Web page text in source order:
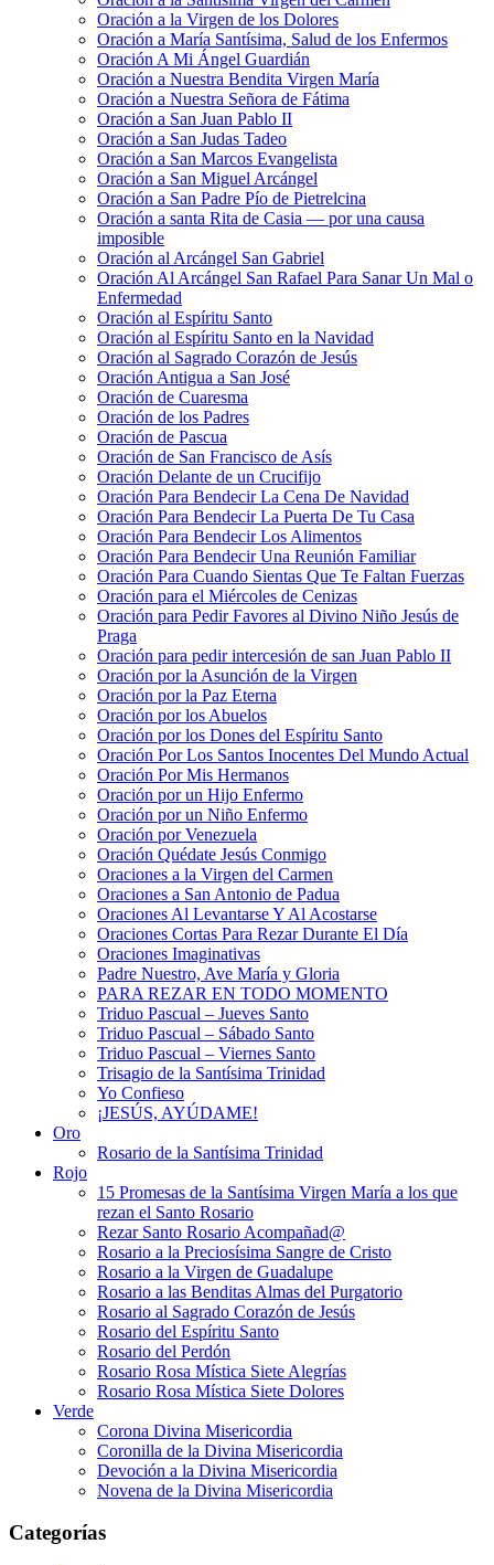
Oración a la Virgen de los Dolores
Oración a María Santísima, Salud de los Enfermos
Oración A Mi Ángel Guardián
Oración a Nuestra Bendita Virgen María
Oración a Nuestra Señora de Fátima
Oración a San Juan Pablo II
Oración a San Judas Tadeo
Oración a San Marcos Evangelista
Oración a San Miguel Arcángel
Oración a San Padre Pío de Pietrelcina
Oración a santa Rita de Casia — por una causa
imposible
Oración al Arcángel San Gabriel
Oración Al Arcángel San Rafael Para Sanar Un Mal o
Enfermedad
Oración al Espíritu Santo
Oración al Espíritu Santo en la Navidad
Oración al Sagrado Corazón de Jesús
Oración Antigua a San José
Oración de Cuaresma
Oración de los Padres
Oración de Pascua
Oración de San Francisco de Asís
Oración Delante de un Crucifijo
Oración Para Bendecir La Cena De Navidad
Oración Para Bendecir La Puerta De Tu Casa
Oración Para Bendecir Los Alimentos
Oración Para Bendecir Una Reunión Familiar
Oración Para Cuando Sientas Que Te Faltan Fuerzas
Oración para el Miércoles de Cenizas
Oración para Pedir Favores al Divino Niño Jesús de
Praga
Oración para pedir intercesión de san Juan Pablo II
Oración por la Asunción de la Virgen
Oración por la Paz Eterna
Oración por los Abuelos
Oración por los Dones del Espíritu Santo
Oración Por Los Santos Inocentes Del Mundo Actual
Oración Por Mis Hermanos
Oración por un Hijo Enfermo
Oración por un Niño Enfermo
Oración por Venezuela
Oración Quédate Jesús Conmigo
Oraciones a la Virgen del Carmen
Oraciones a San Antonio de Padua
Oraciones Al Levantarse Y Al Acostarse
Oraciones Cortas Para Rezar Durante El Día
Oraciones Imaginativas
Padre Nuestro, Ave María y Gloria
PARA REZAR EN TODO MOMENTO
Triduo Pascual – Jueves Santo
Triduo Pascual – Sábado Santo
Triduo Pascual – Viernes Santo
Trisagio de la Santísima Trinidad
Yo Confieso
¡JESÚS, AYÚDAME!
Oro
Rosario de la Santísima Trinidad
Rojo
15 Promesas de la Santísima Virgen María a los que
rezan el Santo Rosario
Rezar Santo Rosario Acompañad@
Rosario a la Preciosísima Sangre de Cristo
Rosario a la Virgen de Guadalupe
Rosario a las Benditas Almas del Purgatorio
Rosario al Sagrado Corazón de Jesús
Rosario del Espíritu Santo
Rosario del Perdón
Rosario Rosa Mística Siete Alegrías
Rosario Rosa Mística Siete Dolores
Verde
Corona Divina Misericordia
Coronilla de la Divina Misericordia
Devoción a la Divina Misericordia
Novena de la Divina Misericordia
Categorías